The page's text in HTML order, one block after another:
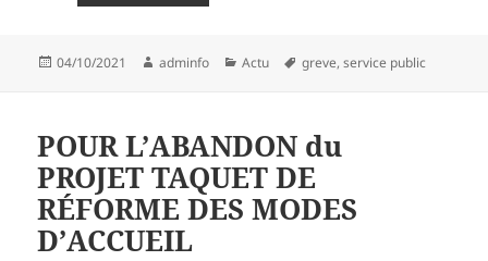
Publié
04/10/2021 Auteur
adminfo Catégories
Actu
Mots-
greve,service public
POUR L’ABANDON du
PROJET TAQUET DE
RÉFORME DES MODES
D’ACCUEIL